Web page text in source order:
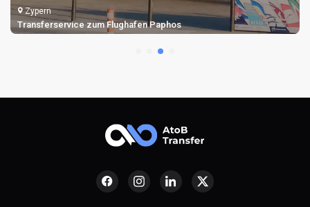
Zypern
Transferservice zum Flughafen Paphos